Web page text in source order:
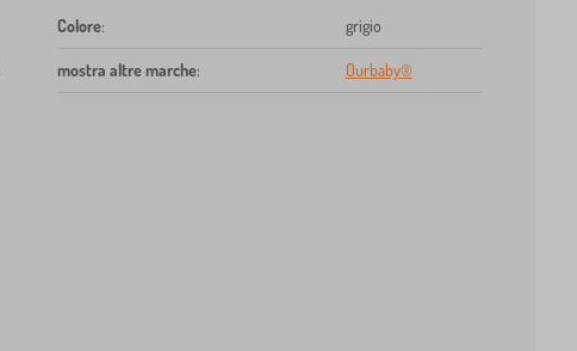
Colore: grigio
mostra altre marche: Ourbaby®